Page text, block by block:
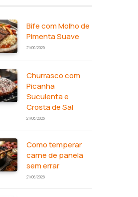
Bife com Molho de
Pimenta Suave
21/06/2026
Churrasco com
Picanha
Suculenta e
Crosta de Sal
21/06/2026
Como temperar
carne de panela
sem errar
21/06/2026